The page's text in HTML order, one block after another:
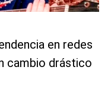
en redes
cambio drástico